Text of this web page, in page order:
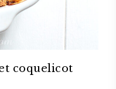
coquelicot